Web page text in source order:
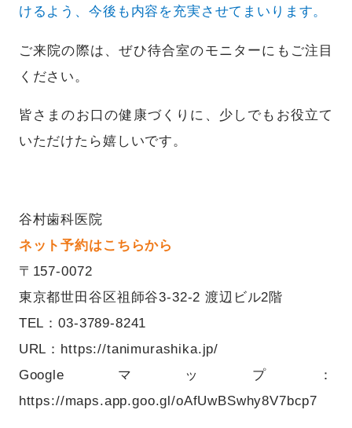
けるよう、 今後も内容を充実させてまいります。
ご来院の際は、ぜひ待合室のモニターにもご注目
ください。
皆さまのお口の健康づくりに、少しでもお役立て
いただけたら嬉しいです。
谷村歯科医院
ネット予約はこちらから
〒157-0072
東京都世田谷区祖師谷3-32-2 渡辺ビル2階
TEL：03-3789-8241
URL： https://tanimurashika.jp/
Googleマップ：
https://maps.app.goo.gl/oAfUwBSwhy8V7bcp7